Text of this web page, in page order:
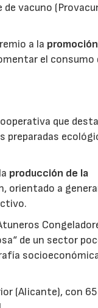
vacuno
a la promoción
el consumo
que
preparadas
producción de la
orientado a
de un sector
(Alicante), con 65